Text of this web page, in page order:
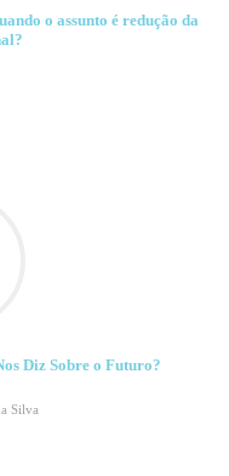
o assunto é redução da
Diz Sobre o Futuro?
Silva